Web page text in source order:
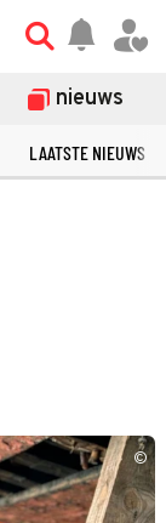
nieuws
LAATSTE NIEUWS
©